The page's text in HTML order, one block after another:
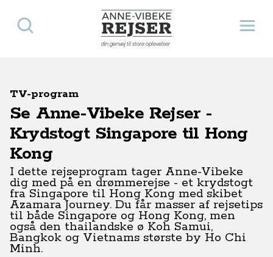
Anne-Vibeke Rejser
din genvej til store oplevelser
Åbn
Søg
TV-program
Se Anne-Vibeke Rejser -
Krydstogt Singapore til Hong
Kong
I dette rejseprogram tager Anne-Vibeke
dig med på en drømmerejse - et krydstogt
fra Singapore til Hong Kong med skibet
Azamara Journey. Du får masser af rejsetips
til både Singapore og Hong Kong, men
også den thailandske ø Koh Samui,
Bangkok og Vietnams største by Ho Chi
Minh.